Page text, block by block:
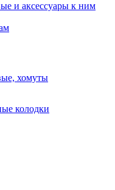
и аксессуары к ним
хомуты
колодки